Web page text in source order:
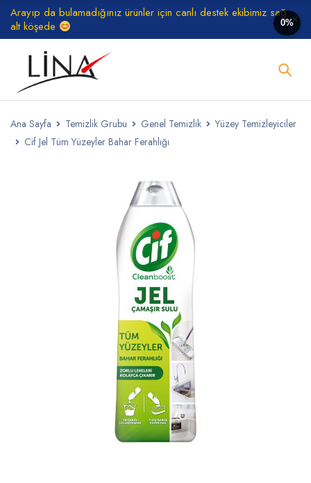
Arayıp da bulamadığınız ürünler için canlı destek ekibimiz sağ
alt köşede
Ana Sayfa Temizlik Grubu Genel Temizlik
Yüzey Temizleyiciler
Cif Jel Tüm Yüzeyler Bahar Ferahlığı
0%